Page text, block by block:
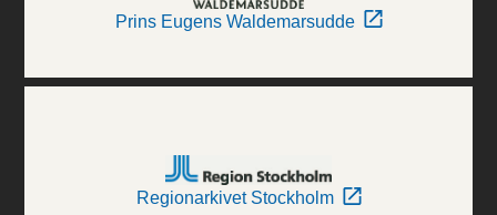
Prins Eugens Waldemarsudde
Regionarkivet Stockholm